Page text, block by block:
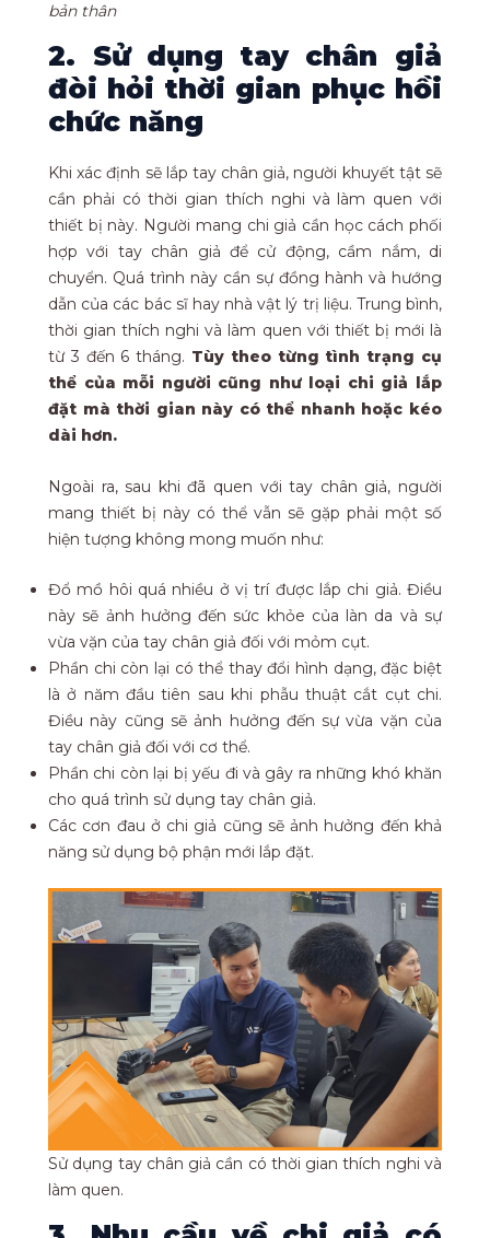
bản thân
2. Sử dụng tay chân giả
đòi hỏi thời gian phục hồi
chức năng
Khi xác định sẽ lắp tay chân giả, người khuyết tật sẽ
cần phải có thời gian thích nghi và làm quen với
thiết bị này. Người mang chi giả cần học cách phối
hợp với tay chân giả để cử động, cầm nắm, di
chuyển. Quá trình này cần sự đồng hành và hướng
dẫn của các bác sĩ hay nhà vật lý trị liệu. Trung bình,
thời gian thích nghi và làm quen với thiết bị mới là
từ 3 đến 6 tháng. Tùy theo từng tình trạng cụ
thể của mỗi người cũng như loại chi giả lắp
đặt mà thời gian này có thể nhanh hoặc kéo
dài hơn.
Ngoài ra, sau khi đã quen với tay chân giả, người
mang thiết bị này có thể vẫn sẽ gặp phải một số
hiện tượng không mong muốn như:
Đổ mồ hôi quá nhiều ở vị trí được lắp chi giả. Điều
này sẽ ảnh hưởng đến sức khỏe của làn da và sự
vừa vặn của tay chân giả đối với mỏm cụt.
Phần chi còn lại có thể thay đổi hình dạng, đặc biệt
là ở năm đầu tiên sau khi phẫu thuật cắt cụt chi.
Điều này cũng sẽ ảnh hưởng đến sự vừa vặn của
tay chân giả đối với cơ thể.
Phần chi còn lại bị yếu đi và gây ra những khó khăn
cho quá trình sử dụng tay chân giả.
Các cơn đau ở chi giả cũng sẽ ảnh hưởng đến khả
năng sử dụng bộ phận mới lắp đặt.
Sử dụng tay chân giả cần có thời gian thích nghi và
làm quen.